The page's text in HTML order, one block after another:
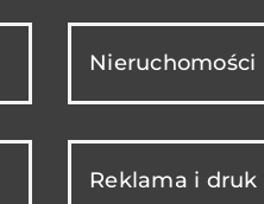
Nieruchomości
Reklama i druk